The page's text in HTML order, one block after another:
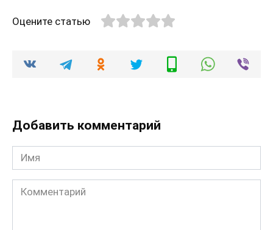
Оцените статью
Добавить комментарий
Имя
Комментарий